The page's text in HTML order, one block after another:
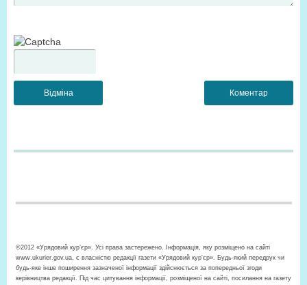
©2012 «Урядовий кур’єр». Усі права застережено. Інформація, яку розміщено на сайті
www.ukurier.gov.ua, є власністю редакції газети «Урядовий кур'єр». Будь-який передрук чи
будь-яке інше поширення зазначеної інформації здійснюється за попередньої згоди
керівництва редакції. Під час цитування інформації, розміщеної на сайті, посилання на газету